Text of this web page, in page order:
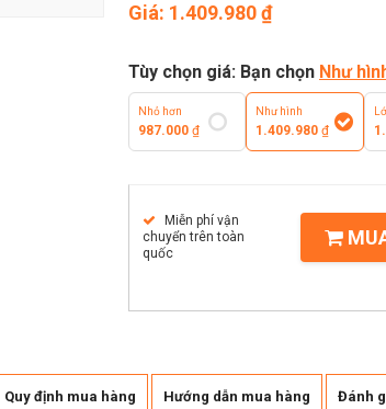
Giá: 1.409.980₫
Tùy chọn giá: Bạn chọn Như
Nhỏ hơn
987.000 ₫
Như hình
1.409.980₫
Miễn phí vận
chuyển trên toàn
quốc
Quy định mua hàng Hướng dẫn mua hàng Đánh